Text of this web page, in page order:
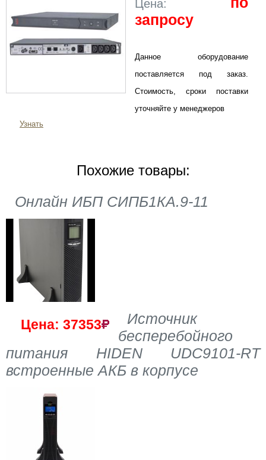
Цена:
запросу
Данное оборудование
поставляется под заказ.
Стоимость, сроки поставки
уточняйте у менеджеров
Узнать
Похожие товары:
Онлайн ИБП СИПБ1КА.9-11
Цена: 37353
Источник
бесперебойного
питания HIDEN UDC9101-RT
встроенные АКБ в корпусе